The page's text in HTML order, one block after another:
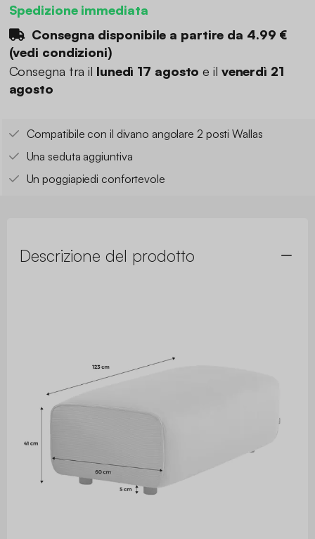
Spedizione immediata
Consegna disponibile a partire da 4.99 €
(vedi condizioni)
Consegna tra il lunedì 17 agosto e il venerdì 21
agosto
Compatibile con il divano angolare 2 posti Wallas
Una seduta aggiuntiva
Un poggiapiedi confortevole
Descrizione del prodotto